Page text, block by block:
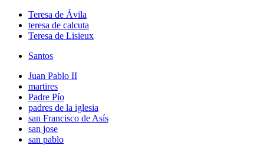
Teresa de Ávila
teresa de calcuta
Teresa de Lisieux
Santos
Juan Pablo II
martires
Padre Pío
padres de la iglesia
san Francisco de Asís
san jose
san pablo